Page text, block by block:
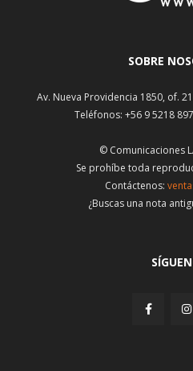
SOBRE
Av. Nueva Providencia 1850, of.
Teléfonos: +56 9 5218
© Comunicaciones
Se prohíbe toda
Contáctenos:
¿Buscas una nota